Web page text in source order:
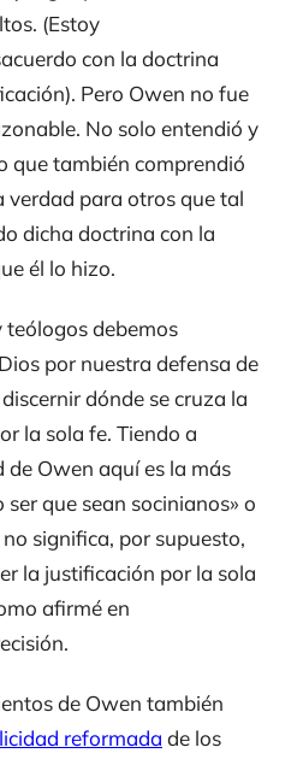
(Estoy
con la doctrina
Pero Owen no fue
No solo entendió y
que también comprendió
verdad para otros que tal
dicha doctrina con la
él lo hizo.
teólogos debemos
por nuestra defensa de
dónde se cruza la
la sola fe. Tiendo a
Owen aquí es la más
que sean socinianos» o
significa, por supuesto,
la justificación por la sola
afirmé en
de Owen también
reformada de los